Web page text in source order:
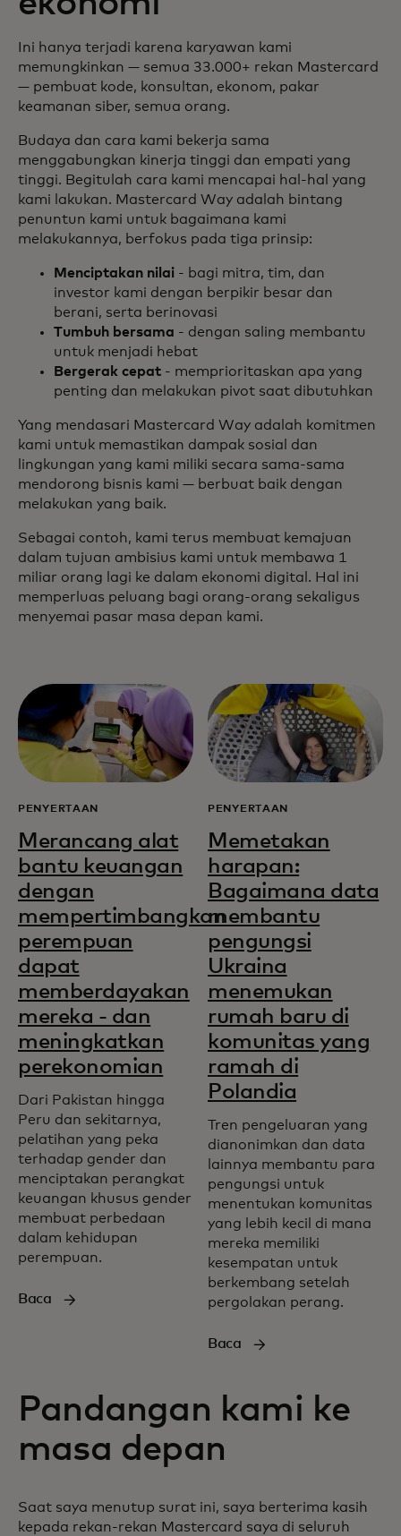
Ini hanya terjadi karena karyawan kami
memungkinkan — semua 33.000+ rekan Mastercard
— pembuat kode, konsultan, ekonom, pakar
keamanan siber, semua orang.
Budaya dan cara kami bekerja sama
menggabungkan kinerja tinggi dan empati yang
tinggi. Begitulah cara kami mencapai hal-hal yang
kami lakukan. Mastercard Way adalah bintang
penuntun kami untuk bagaimana kami
melakukannya, berfokus pada tiga prinsip:
Menciptakan nilai - bagi mitra, tim, dan
investor kami dengan berpikir besar dan
berani, serta berinovasi
Tumbuh bersama - dengan saling membantu
untuk menjadi hebat
Bergerak cepat - memprioritaskan apa yang
penting dan melakukan pivot saat dibutuhkan
Yang mendasari Mastercard Way adalah komitmen
kami untuk memastikan dampak sosial dan
lingkungan yang kami miliki secara sama-sama
mendorong bisnis kami — berbuat baik dengan
melakukan yang baik.
Sebagai contoh, kami terus membuat kemajuan
dalam tujuan ambisius kami untuk membawa 1
miliar orang lagi ke dalam ekonomi digital. Hal ini
memperluas peluang bagi orang-orang sekaligus
menyemai pasar masa depan kami.
PENYERTAAN
Merancang alat
bantu keuangan
dengan
mempertimbangkan
perempuan
dapat
memberdayakan
mereka - dan
meningkatkan
perekonomian
Dari Pakistan hingga
Peru dan sekitarnya,
pelatihan yang peka
terhadap gender dan
menciptakan perangkat
keuangan khusus gender
membuat perbedaan
dalam kehidupan
perempuan.
Baca
PENYERTAAN
Memetakan
harapan:
Bagaimana data
membantu
pengungsi
Ukraina
menemukan
rumah baru di
komunitas yang
ramah di
Polandia
Tren pengeluaran yang
dianonimkan dan data
lainnya membantu para
pengungsi untuk
menentukan komunitas
yang lebih kecil di mana
mereka memiliki
kesempatan untuk
berkembang setelah
pergolakan perang.
Baca
Pandangan kami ke
masa depan
Saat saya menutup surat ini, saya berterima kasih
kepada rekan-rekan Mastercard saya di seluruh